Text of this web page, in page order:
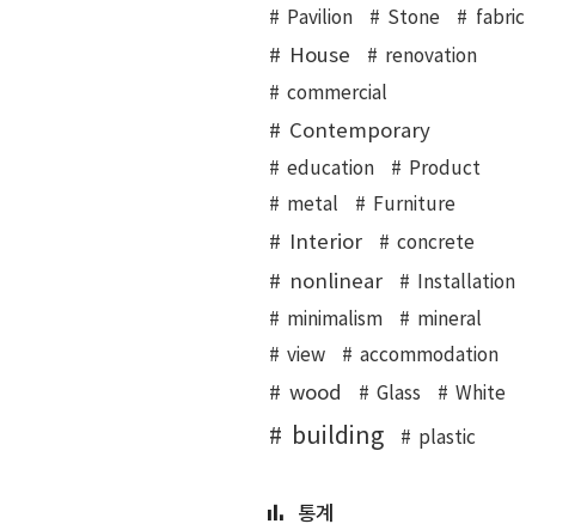
Pavilion
Stone fabric
House
renovation
commercial
Contemporary
education
Product
metal
Furniture
Interior concrete
nonlinear
Installation
minimalism
mineral
view
accommodation
wood Glass White
building plastic
통계